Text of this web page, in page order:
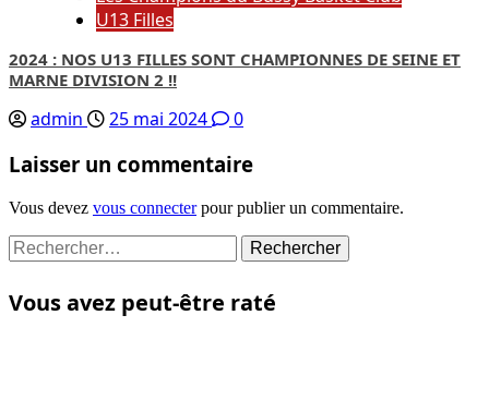
U13 Filles
2024 : NOS U13 FILLES SONT CHAMPIONNES DE SEINE ET
MARNE DIVISION 2 !!
admin 25 mai 2024 0
Laisser un commentaire
Vous devez vous connecterpour publier un commentaire.
Rechercher :
Vous avez peut-être raté